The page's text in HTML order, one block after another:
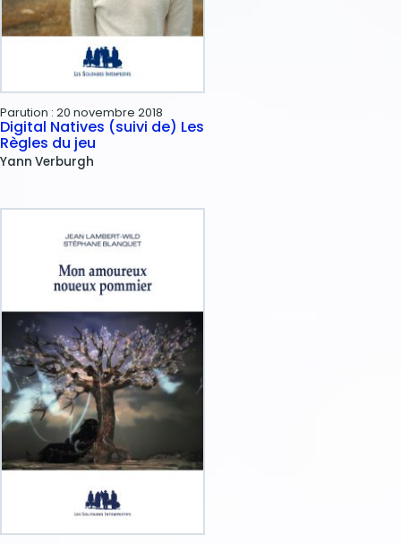
Parution : 20 novembre 2018
Digital Natives (suivi de) Les
Règles du jeu
Yann Verburgh